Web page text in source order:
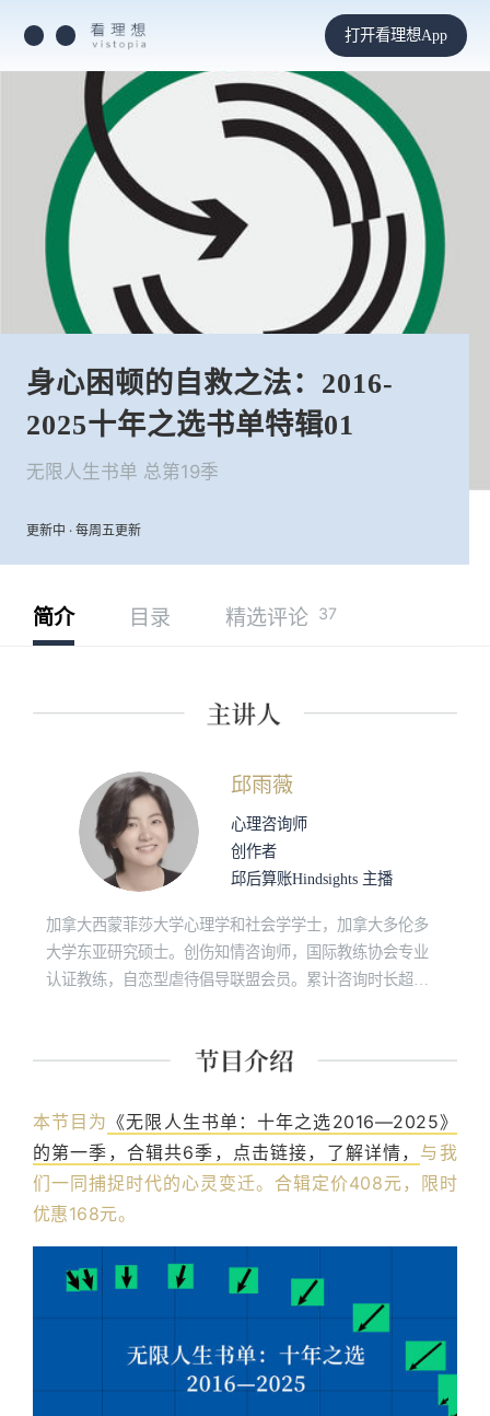
打开看理想App
身心困顿的自救之法：2016-
2025十年之选书单特辑01
无限人生书单 总第19季
更新中 · 每周五更新
简介 目录 精选评论 37
邱雨薇
心理咨询师
创作者
邱后算账Hindsights 主播
加拿大西蒙菲莎大学心理学和社会学学士，加拿大多伦多
大学东亚研究硕士。创伤知情咨询师，国际教练协会专业
认证教练，自恋型虐待倡导联盟会员。累计咨询时长超
长对话》作者。播客“邱后算账Hindsights”、“亲爱的勇敢者
本节目为 《无限人生书单：十年之选2016—2025》
的第一季，合辑共6季，点击链接，了解详情， 与我
们一同捕捉时代的心灵变迁。合辑定价408元，限时
优惠168元。